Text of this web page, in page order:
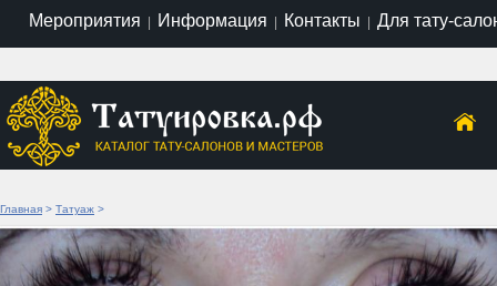
Мероприятия | Информация | Контакты | Для тату-
Главная > Татуаж >